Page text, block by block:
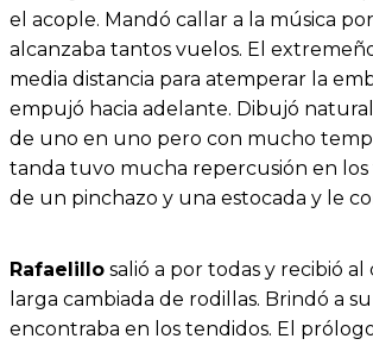
el acople. Mandó callar a la música
alcanzaba tantos vuelos. El
media distancia para atemperar la
empujó hacia adelante. Dibujó
de uno en uno pero con mucho
tanda tuvo mucha repercusión en los
de un pinchazo y una estocada y le
Rafaelillo salió a por todas y recibió
larga cambiada de rodillas. Brindó a
encontraba en los tendidos. El